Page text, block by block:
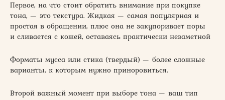
Первое, на что стоит обратить внимание при покупке
тона, — это текстура. Жидкая — самая популярная и
простая в обращении, плюс она не закупоривает поры
и сливается с кожей, оставаясь практически незаметной
Форматы мусса или стика (твердый) — более сложные
варианты, к которым нужно приноровиться.
Второй важный момент при выборе тона — ваш тип